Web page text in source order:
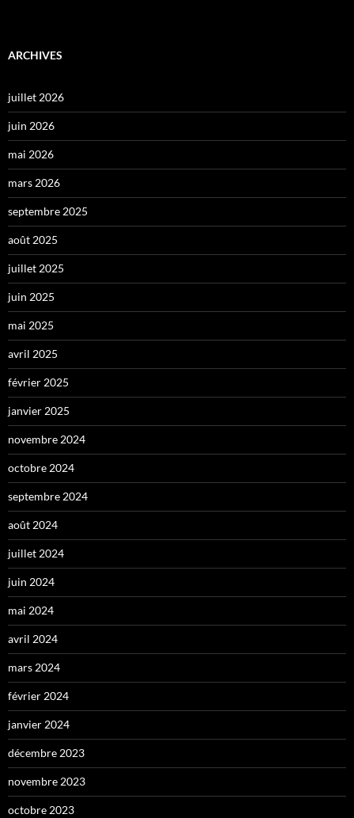
ARCHIVES
juillet 2026
juin 2026
mai 2026
mars 2026
septembre 2025
août 2025
juillet 2025
juin 2025
mai 2025
avril 2025
février 2025
janvier 2025
novembre 2024
octobre 2024
septembre 2024
août 2024
juillet 2024
juin 2024
mai 2024
avril 2024
mars 2024
février 2024
janvier 2024
décembre 2023
novembre 2023
octobre 2023